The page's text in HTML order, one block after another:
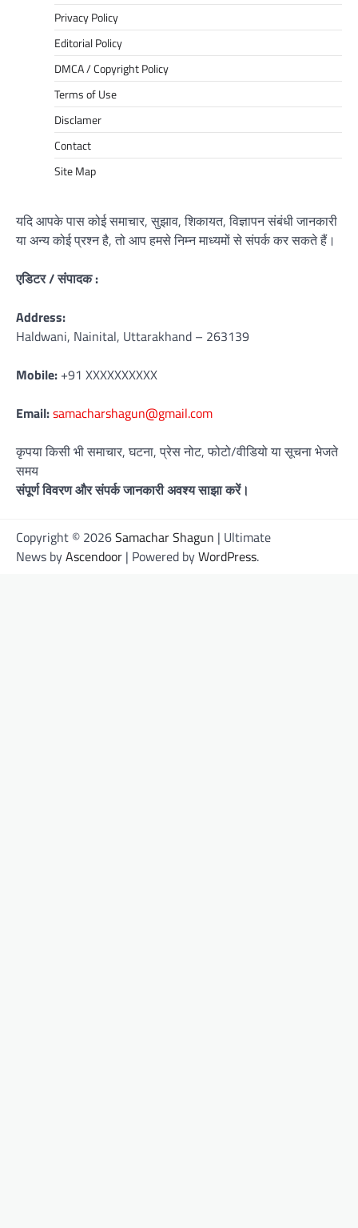
Privacy Policy
Editorial Policy
DMCA / Copyright Policy
Terms of Use
Disclamer
Contact
Site Map
यदि आपके पास कोई समाचार, सुझाव, शिकायत, विज्ञापन संबंधी जानकारी
या अन्य कोई प्रश्न है, तो आप हमसे निम्न माध्यमों से संपर्क कर सकते हैं।
एडिटर / संपादक :
Address:
Haldwani, Nainital, Uttarakhand – 263139
Mobile: +91 XXXXXXXXXX
Email:samacharshagun@gmail.com
कृपया किसी भी समाचार, घटना, प्रेस नोट, फोटो/वीडियो या सूचना भेजते
समय
संपूर्ण विवरण और संपर्क जानकारी अवश्य साझा करें।
Copyright © 2026Samachar Shagun | Ultimate
News byAscendoor | Powered byWordPress.